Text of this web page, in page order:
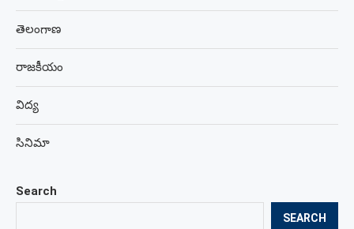
Search
SEARCH
తెలంగాణ
రాజకీయం
విద్య
సినిమా